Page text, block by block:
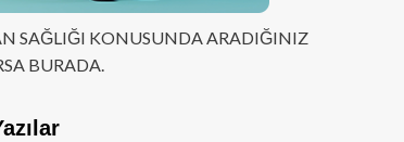
SAĞLIĞI KONUSUNDA ARADIĞINIZ
BURADA.